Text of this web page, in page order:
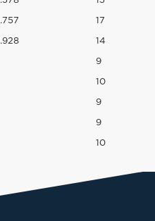
17
14
9
10
9
9
10